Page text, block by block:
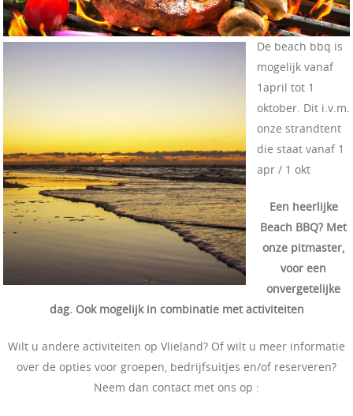
De beach bbq is
mogelijk vanaf
1april tot 1
oktober. Dit i.v.m.
onze strandtent
die staat vanaf 1
apr / 1 okt
Een heerlijke
Beach BBQ? Met
onze pitmaster,
voor een
onvergetelijke
dag. Ook mogelijk in combinatie met activiteiten
Wilt u andere activiteiten op Vlieland? Of wilt u meer informatie
over de opties voor groepen, bedrijfsuitjes en/of reserveren?
Neem dan contact met ons op :